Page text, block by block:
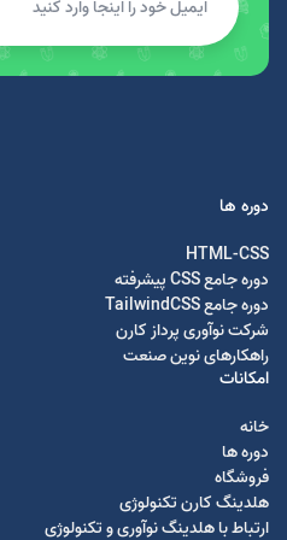
دوره ها
HTML-CSS
دوره جامع CSS پیشرفته
دوره جامع TailwindCSS
شرکت نوآوری پرداز کارن
راهکارهای نوین صنعت
امکانات
خانه
دوره ها
فروشگاه
هلدینگ کارن تکنولوژی
ارتباط با هلدینگ نوآوری و تکنولوژی